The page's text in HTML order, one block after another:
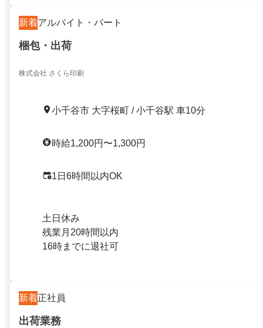
新着アルバイト・パート
梱包・出荷
株式会社 さくら印刷
小千谷市 大字桜町 / 小千谷駅 車10分
時給1,200円〜1,300円
1日6時間以内OK
土日休み
残業月20時間以内
16時までに退社可
新着正社員
出荷業務